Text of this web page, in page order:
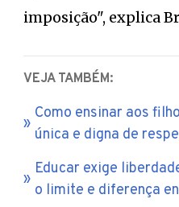
imposição", explica
VEJA TAMBÉM:
Como ensinar aos
única e digna de
Educar exige
o limite e diferença